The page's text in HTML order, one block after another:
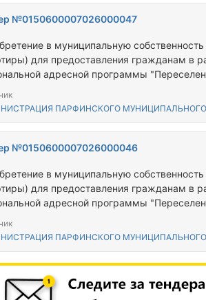
№0150600007026000047
в муниципальную
для предоставления гражданам в
адресной программы
фонда"ПАРФИНСКОГО МУНИЦИПАЛЬНОГО
№0150600007026000046
в муниципальную
для предоставления гражданам в
адресной программы
фонда"ПАРФИНСКОГО МУНИЦИПАЛЬНОГО